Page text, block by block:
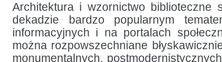
–
inne
spojrzenie
na projektowanie
bibliotek
Architektura i wzornictwo biblioteczne
dekadzie bardzo popularnym
informacyjnych i na portalach
można rozpowszechniane
monumentalnych,